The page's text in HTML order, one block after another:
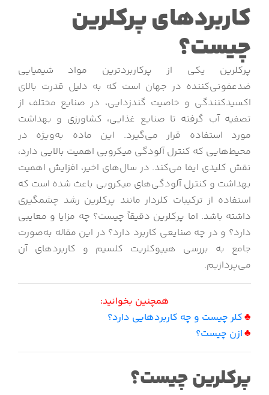
کاربردهای پرکلرین
چیست؟
پرکلرین یکی از پرکاربردترین مواد شیمیایی
ضدعفونی‌کننده در جهان است که به دلیل قدرت بالای
اکسیدکنندگی و خاصیت گندزدایی، در صنایع مختلف از
تصفیه آب گرفته تا صنایع غذایی، کشاورزی و بهداشت
مورد استفاده قرار می‌گیرد. این ماده به‌ویژه در
محیط‌هایی که کنترل آلودگی میکروبی اهمیت بالایی دارد،
نقش کلیدی ایفا می‌کند. در سال‌های اخیر، افزایش اهمیت
بهداشت و کنترل آلودگی‌های میکروبی باعث شده است که
استفاده از ترکیبات کلردار مانند پرکلرین رشد چشمگیری
داشته باشد. اما پرکلرین دقیقاً چیست؟ چه مزایا و معایبی
دارد؟ و در چه صنایعی کاربرد دارد؟ در این مقاله به‌صورت
جامع به بررسی هیپوکلریت کلسیم و کاربردهای آن
می‌پردازیم.
همچنین بخوانید:
♣کلر چیست و چه کاربردهایی دارد؟
♣ازن چیست؟
پرکلرین چیست؟